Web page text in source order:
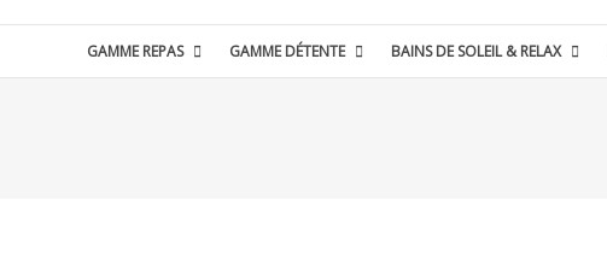
GAMME REPAS GAMME DÉTENTE BAINS DE SOLEIL & RELAX